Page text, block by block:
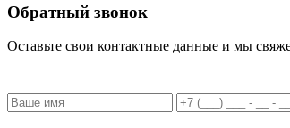
Обратный звонок
Оставьте свои контактные данные и мы